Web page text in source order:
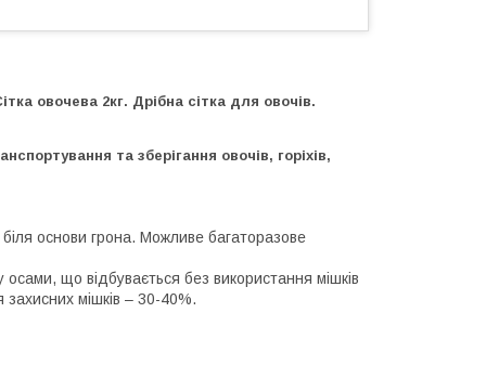
овочева 2кг. Дрібна сітка для овочів.
та зберігання овочів, горіхів,
біля основи грона. Можливе багаторазове
що відбувається без використання мішків
мішків – 30-40%.